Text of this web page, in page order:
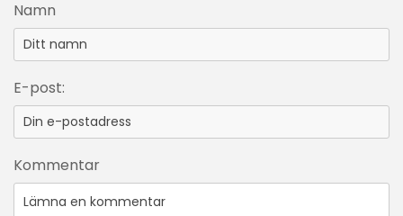
Namn
E-post:
Kommentar